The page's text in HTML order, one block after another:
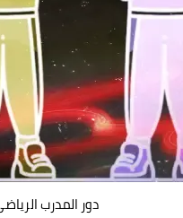
دور المدرب